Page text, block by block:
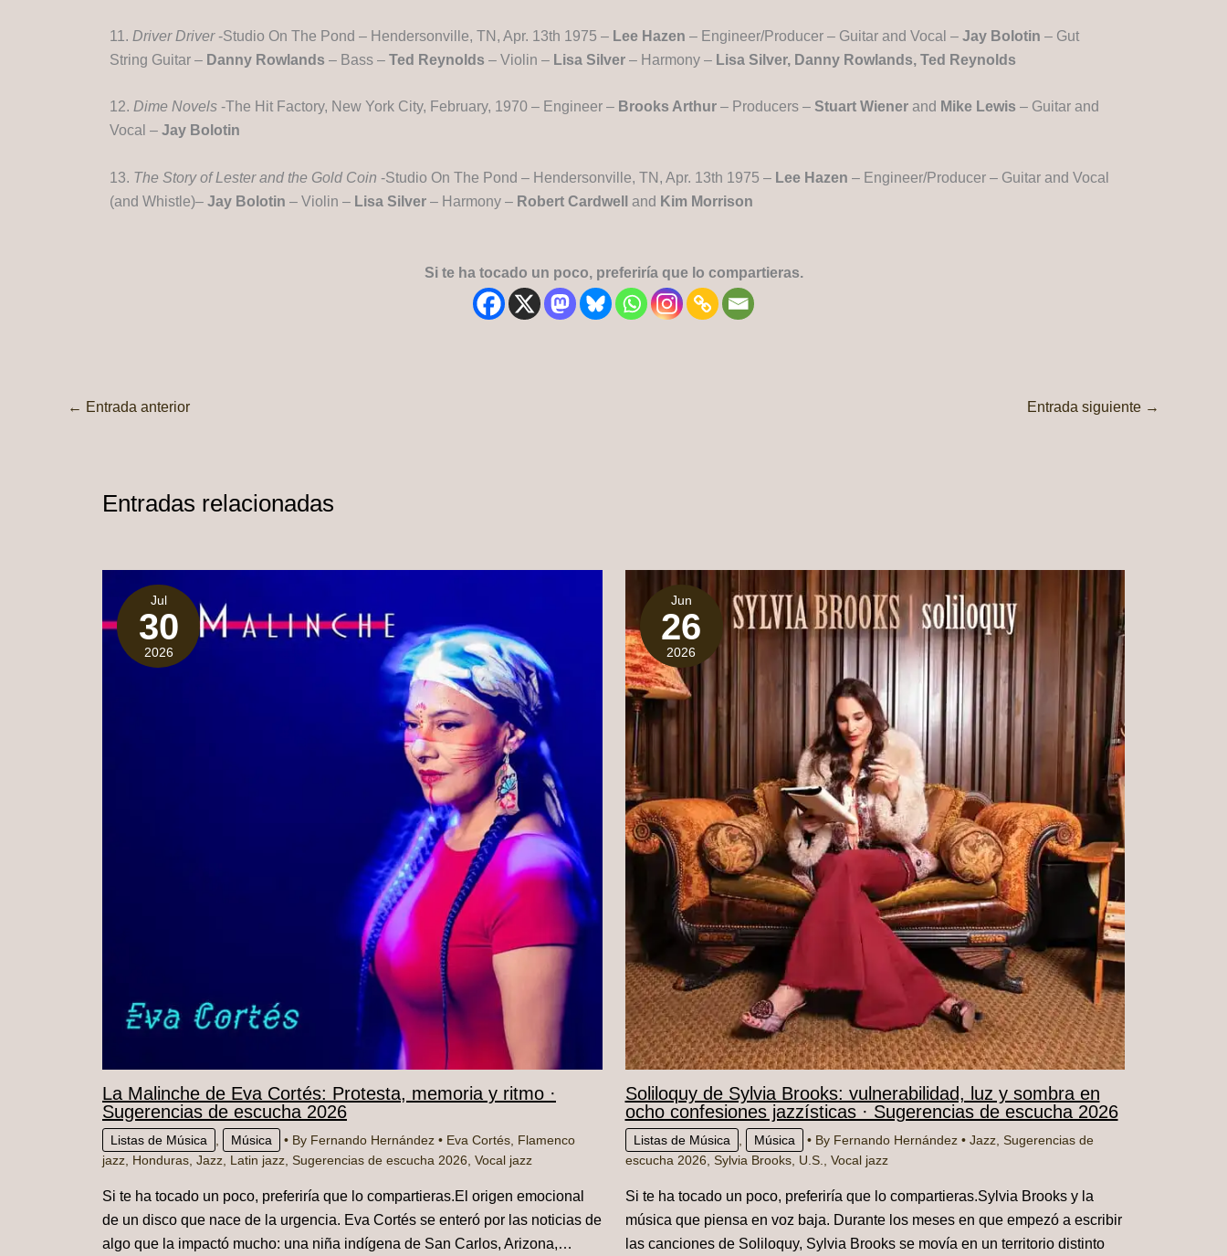
11. Driver Driver-Studio On The Pond – Hendersonville, TN, Apr. 13th 1975 – Lee Hazen – Engineer/Producer – Guitar and Vocal – Jay Bolotin – Gut
String Guitar – Danny Rowlands – Bass – Ted Reynolds – Violin – Lisa Silver – Harmony – Lisa Silver, Danny Rowlands, Ted Reynolds
12. Dime Novels -The Hit Factory, New York City, February, 1970 – Engineer – Brooks Arthur – Producers – Stuart Wiener and Mike Lewis – Guitar and
Vocal – Jay Bolotin
13. The Story of Lester and the Gold Coin -Studio On The Pond – Hendersonville, TN, Apr. 13th 1975 – Lee Hazen – Engineer/Producer – Guitar and Vocal
(and Whistle)– Jay Bolotin – Violin – Lisa Silver – Harmony – Robert Cardwell and Kim Morrison
Si te ha tocado un poco, preferiría que lo compartieras.
← Entrada anterior Entrada siguiente →
Entradas relacionadas
Jul
30
2026
La Malinche de Eva Cortés: Protesta, memoria y ritmo ·
Sugerencias de escucha 2026
Listas de Música Música • By Fernando Hernández • Eva Cortés Flamenco
jazz Honduras Jazz Latin jazz Sugerencias de escucha 2026 Vocal jazz
Si te ha tocado un poco, preferiría que lo compartieras.El origen emocional
de un disco que nace de la urgencia. Eva Cortés se enteró por las noticias de
algo que la impactó mucho: una niña indígena de San Carlos, Arizona,…
Jun
26
2026
Soliloquy de Sylvia Brooks: vulnerabilidad, luz y sombra en
ocho confesiones jazzísticas · Sugerencias de escucha 2026
Listas de Música Música • By Fernando Hernández • Jazz, Sugerencias de
escucha 2026 Sylvia Brooks, U.S. Vocal jazz
Si te ha tocado un poco, preferiría que lo compartieras.Sylvia Brooks y la
música que piensa en voz baja. Durante los meses en que empezó a escribir
las canciones de Soliloquy, Sylvia Brooks se movía en un territorio distinto